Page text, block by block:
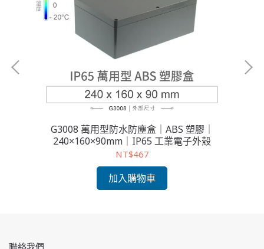
G3008 萬用型防水防塵盒｜ABS 塑膠｜
240×160×90mm｜IP65 工業電子外殼
NT$467
加入購物車